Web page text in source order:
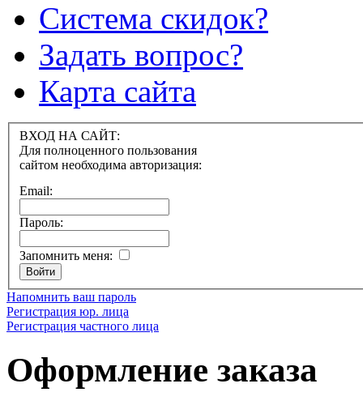
Система скидок?
Задать вопрос?
Карта сайта
ВХОД НА САЙТ:
Для полноценного пользования
сайтом необходима авторизация:
Email:
Пароль:
Запомнить меня:
Войти
Напомнить ваш пароль
Регистрация юр. лица
Регистрация частного лица
Оформление заказа